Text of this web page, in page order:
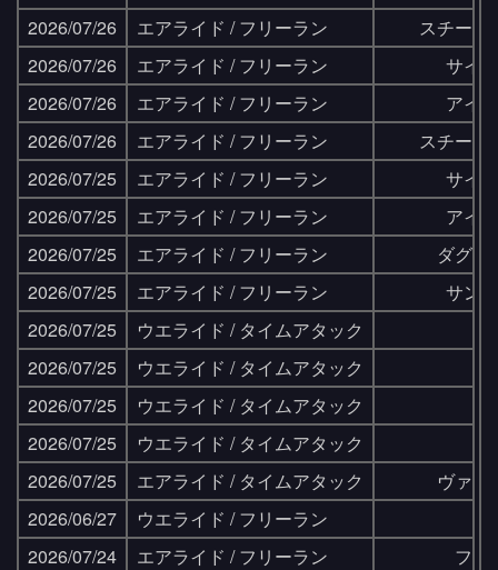
2026/07/26
エアライド / フリーラン
スチール
2026/07/26
エアライド / フリーラン
サイ
2026/07/26
エアライド / フリーラン
アイ
2026/07/26
エアライド / フリーラン
スチール
2026/07/25
エアライド / フリーラン
サイ
2026/07/25
エアライド / フリーラン
アイ
2026/07/25
エアライド / フリーラン
ダグウ
2026/07/25
エアライド / フリーラン
サン
2026/07/25
ウエライド / タイムアタック
2026/07/25
ウエライド / タイムアタック
2026/07/25
ウエライド / タイムアタック
2026/07/25
ウエライド / タイムアタック
2026/07/25
エアライド / タイムアタック
ヴァレ
2026/06/27
ウエライド / フリーラン
2026/07/24
エアライド / フリーラン
フラ